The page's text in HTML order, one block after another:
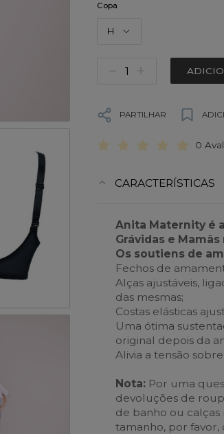
Copa
H
PARTILHAR
0
CARACTERÍSTICAS
Anita Maternity é
Grávidas e Mamãs
Os soutiens de
Fechos de
Alças ajustáveis,
das mesmas;
Costas elásticas
Uma ótima
original depois da
Alivia a tensão
Nota: Por uma
devoluções de
de banho ou calças
tamanho, por favor,